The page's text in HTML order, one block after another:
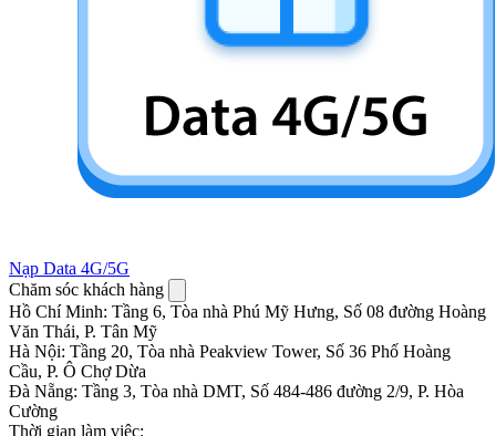
Nạp Data 4G/5G
Chăm sóc khách hàng
Hồ Chí Minh: Tầng 6, Tòa nhà Phú Mỹ Hưng, Số 08 đường Hoàng
Văn Thái, P. Tân Mỹ
Hà Nội: Tầng 20, Tòa nhà Peakview Tower, Số 36 Phố Hoàng
Cầu, P. Ô Chợ Dừa
Đà Nẵng: Tầng 3, Tòa nhà DMT, Số 484-486 đường 2/9, P. Hòa
Cường
Thời gian làm việc: